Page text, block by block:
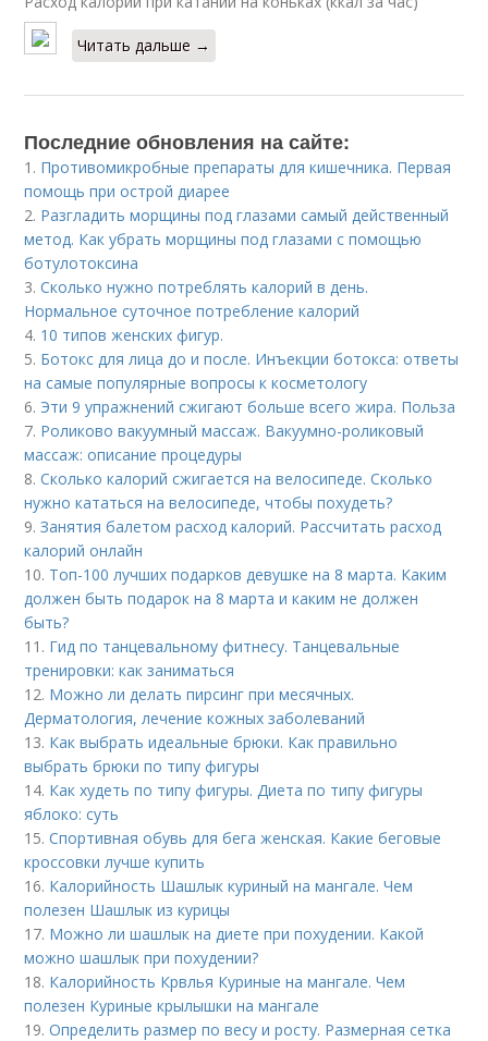
Читать дальше →
Последние обновления на сайте:
1. Противомикробные препараты для кишечника. Первая
помощь при острой диарее
2. Разгладить морщины под глазами самый действенный
метод. Как убрать морщины под глазами с помощью
ботулотоксина
3.Сколько нужно потреблять калорий в день.
Нормальное суточное потребление калорий
4. 10 типов женских фигур.
5. Ботокс для лица до и после. Инъекции ботокса: ответы
на самые популярные вопросы к косметологу
6. Эти 9 упражнений сжигают больше всего жира. Польза
7. Роликово вакуумный массаж. Вакуумно-роликовый
массаж: описание процедуры
8.Сколько калорий сжигается на велосипеде. Сколько
нужно кататься на велосипеде, чтобы похудеть?
9.Занятия балетом расход калорий. Рассчитать расход
калорий онлайн
10. Топ-100 лучших подарков девушке на 8 марта. Каким
должен быть подарок на 8 марта и каким не должен
быть?
11. Гид по танцевальному фитнесу. Танцевальные
тренировки: как заниматься
12. Можно ли делать пирсинг при месячных.
Дерматология, лечение кожных заболеваний
13. Как выбрать идеальные брюки. Как правильно
выбрать брюки по типу фигуры
14. Как худеть по типу фигуры. Диета по типу фигуры
яблоко: суть
15.Спортивная обувь для бега женская. Какие беговые
кроссовки лучше купить
16. Калорийность Шашлык куриный на мангале. Чем
полезен Шашлык из курицы
17. Можно ли шашлык на диете при похудении. Какой
можно шашлык при похудении?
18. Калорийность Крвлья Куриные на мангале. Чем
полезен Куриные крылышки на мангале
19.Определить размер по весу и росту. Размерная сетка